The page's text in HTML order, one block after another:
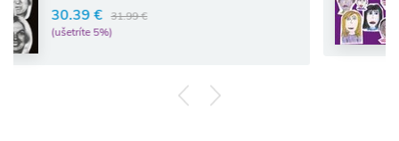
31.99 €
41.80 €
(ušetríte 5%)